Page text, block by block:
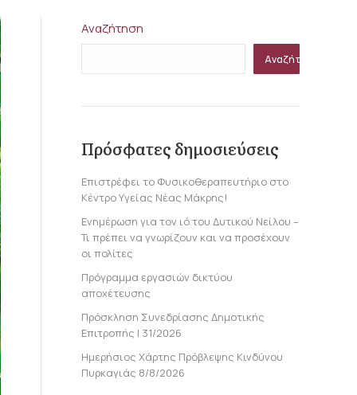
Αναζήτηση
Αναζήτηση
Πρόσφατες δημοσιεύσεις
Επιστρέφει το Φυσικοθεραπευτήριο στο
Κέντρο Υγείας Νέας Μάκρης!
Ενημέρωση για τον ιό του Δυτικού Νείλου –
Τι πρέπει να γνωρίζουν και να προσέχουν
οι πολίτες
Πρόγραμμα εργασιών δικτύου
αποχέτευσης
Πρόσκληση Συνεδρίασης Δημοτικής
Επιτροπής | 31/2026
Ημερήσιος Χάρτης Πρόβλεψης Κινδύνου
Πυρκαγιάς 8/8/2026